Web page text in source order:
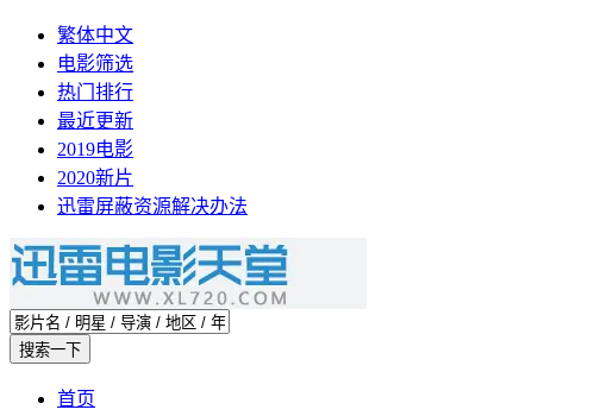
繁体中文
电影筛选
热门排行
最近更新
2019电影
2020新片
迅雷屏蔽资源解决办法
首页